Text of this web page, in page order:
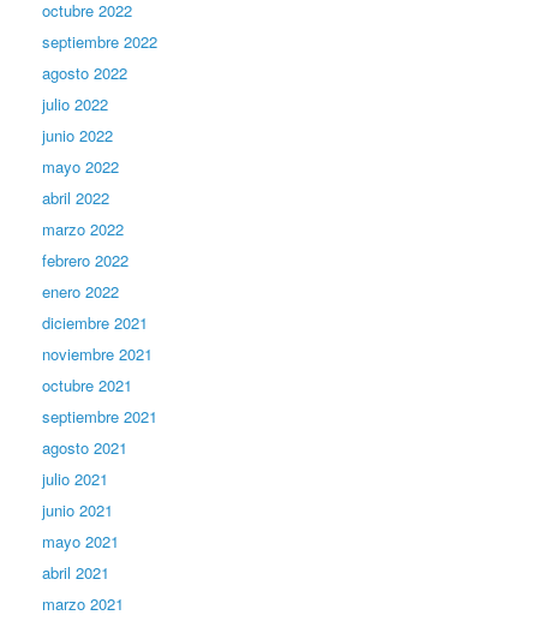
octubre 2022
septiembre 2022
agosto 2022
julio 2022
junio 2022
mayo 2022
abril 2022
marzo 2022
febrero 2022
enero 2022
diciembre 2021
noviembre 2021
octubre 2021
septiembre 2021
agosto 2021
julio 2021
junio 2021
mayo 2021
abril 2021
marzo 2021